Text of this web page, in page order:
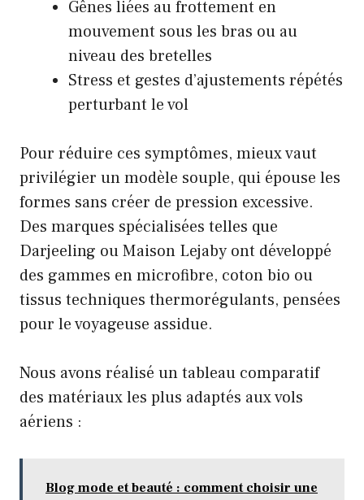
Gênes liées au frottement en
mouvement sous les bras ou au
niveau des bretelles
Stress et gestes d’ajustements répétés
perturbant le vol
Pour réduire ces symptômes, mieux vaut
privilégier un modèle souple, qui épouse les
formes sans créer de pression excessive.
Des marques spécialisées telles que
Darjeeling ou Maison Lejaby ont développé
des gammes en microfibre, coton bio ou
tissus techniques thermorégulants, pensées
pour le voyageuse assidue.
Nous avons réalisé un tableau comparatif
des matériaux les plus adaptés aux vols
aériens :
Blog mode et beauté : comment choisir une